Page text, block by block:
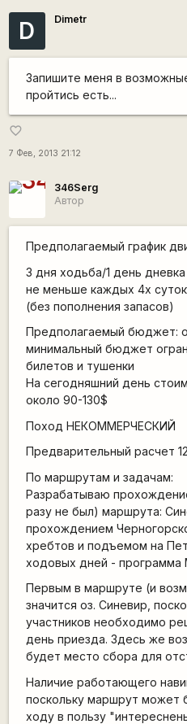
D Dimetr
Запишите меня в
пройтись есть...
favorite_border
7 Фев, 2013 21:12
346Serg
Автор
Предполагаемый график
3 дня ходьба/1 день дневка
не меньше каждых 4х
(без пополнения запасов)
Предполагаемый бюджет:
минимальный бюджет
билетов и тушенки
На сегодняшний день
около 90-130$
Поход НЕКОММЕРЧЕСКИЙ
Предварительный расчет
По маршрутам и задачам:
Разрабатываю
разу не был) маршрута:
прохождением
хребтов и подъемом на
ходовых дней - программа
Первым в маршруте (и
значится оз. Синевир,
участников необходимо
день приезда. Здесь же
будет место сбора для
Наличие работающего
поскольку маршрут может
ходу в пользу